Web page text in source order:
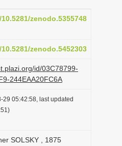
t
o
zenodo.5355748
zenodo.5452303
id/03C78799-
244EAA20FC6A
29 05:42:58, last updated
SOLSKY , 1875